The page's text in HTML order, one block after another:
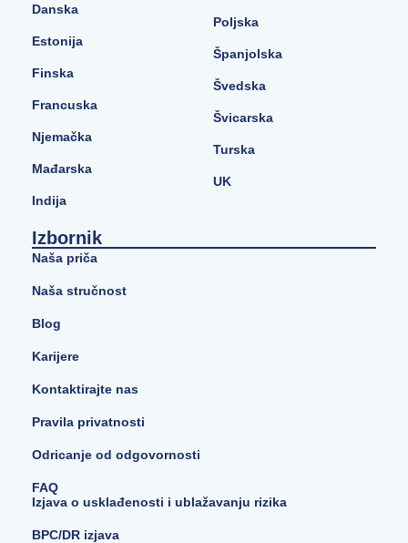
Danska
Estonija
Finska
Francuska
Njemačka
Mađarska
Indija
Poljska
Španjolska
Švedska
Švicarska
Turska
UK
Izbornik
Naša priča
Naša stručnost
Blog
Karijere
Kontaktirajte nas
Pravila privatnosti
Odricanje od odgovornosti
FAQ
Izjava o usklađenosti i ublažavanju rizika
BPC/DR izjava